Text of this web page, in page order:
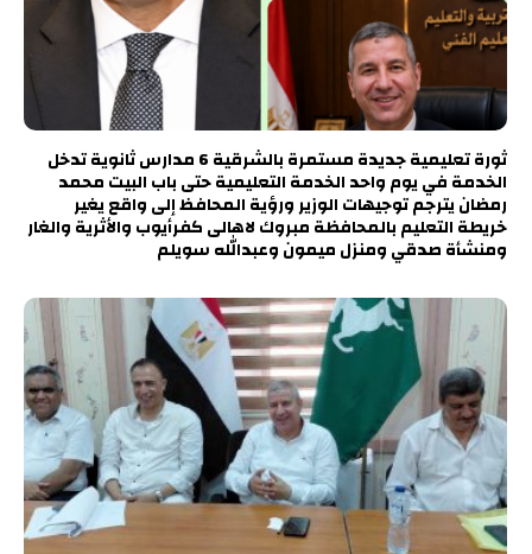
ثورة تعليمية جديدة مستمرة بالشرقية 6 مدارس ثانوية تدخل
الخدمة في يوم واحد الخدمة التعليمية حتى باب البيت محمد
رمضان يترجم توجيهات الوزير ورؤية المحافظ إلى واقع يغير
خريطة التعليم بالمحافظة مبروك لاهالى كفرأيوب والأثرية والغار
ومنشأة صدقي ومنزل ميمون وعبدالله سويلم